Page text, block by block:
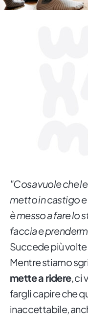
"Cosa vuole che
metto in castigo
è messo a fare lo
faccia e
Succede più
Mentre stiamo
mette a ridere, ci
fargli capire che
inaccettabile,